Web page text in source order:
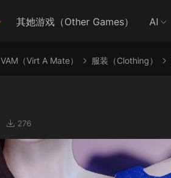
其她游戏（Other Games） AI
VAM（Virt A Mate） 服装（Clothing）
276